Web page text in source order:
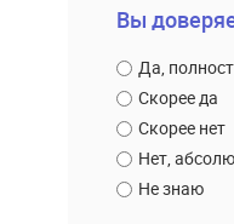
Вы
Да,
Скорее да
Скорее нет
Нет,
Не знаю